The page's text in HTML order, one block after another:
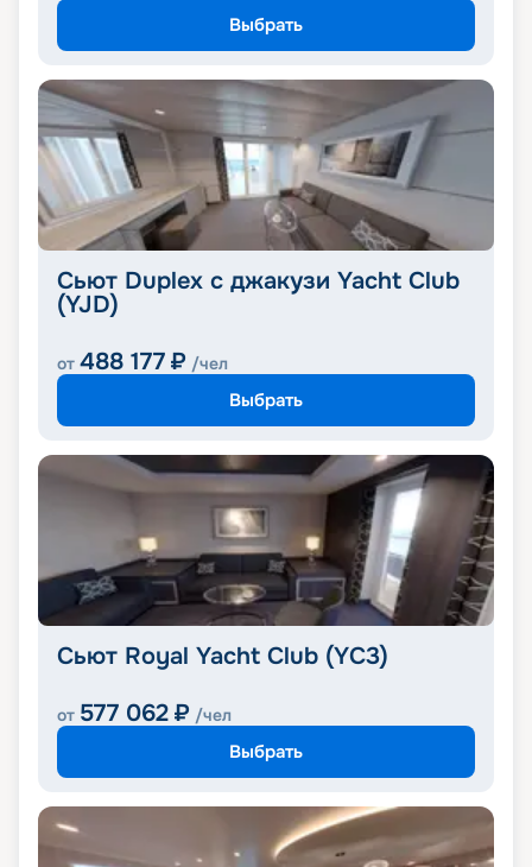
Выбрать
Сьют Duplex с джакузи Yacht Club
(YJD)
от 488 177 ₽ /чел
Выбрать
Сьют Royal Yacht Club (YC3)
от 577 062 ₽ /чел
Выбрать